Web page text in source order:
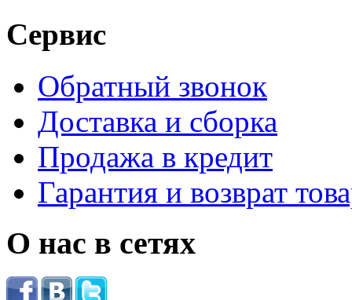
Сервис
Обратный звонок
Доставка и сборка
Продажа в кредит
Гарантия и возврат
О нас в сетях